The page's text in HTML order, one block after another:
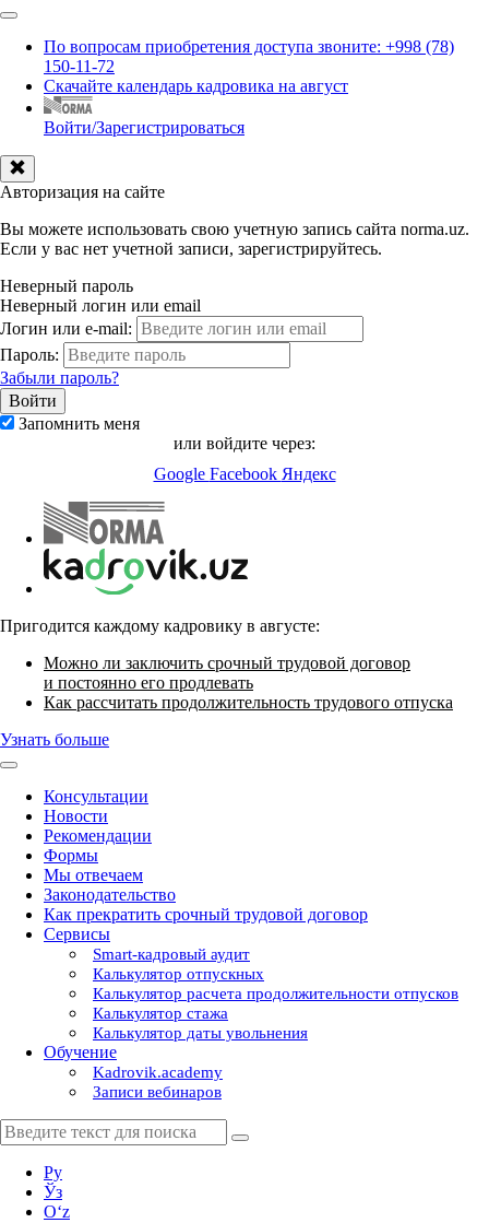
По вопросам приобретения доступа звоните: +998 (78)
150-11-72
Скачайте календарь кадровика на август
Войти/Зарегистрироваться
Авторизация на сайте
Вы можете использовать свою учетную запись сайта norma.uz.
Если у вас нет учетной записи, зарегистрируйтесь.
Неверный пароль
Неверный логин или email
Логин или e-mail:
Пароль:
Забыли пароль?
Запомнить меня
или войдите через:
Google Facebook Яндекс
Пригодится каждому кадровику в августе:
Можно ли заключить срочный трудовой договор
и постоянно его продлевать
Как рассчитать продолжительность трудового отпуска
Узнать больше
Консультации
Новости
Рекомендации
Формы
Мы отвечаем
Законодательство
Как прекратить срочный трудовой договор
Сервисы
Smart-кадровый аудит
Калькулятор отпускных
Калькулятор расчета продолжительности отпусков
Калькулятор стажа
Калькулятор даты увольнения
Обучение
Kadrovik.academy
Записи вебинаров
Ру
Ўз
Oʻz